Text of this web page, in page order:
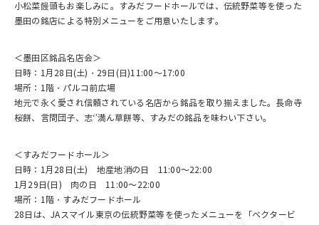
小松菜饅頭もお楽しみに。すみだフードホールでは、伝統野菜等を使った
墨田の銘店による特別メニューをご用意いたします。
＜墨田区銘品名店会＞
日時：1月28日(土)・29日(日)11:00～17:00
場所：1階・パルコ前広場
地元で永く愛され信頼されている名店から銘品を取り揃えました。長命寺
桜餅、言問団子、志‘’満ん草餅等、すみだの銘品を味わい下さい。
＜すみだフードホール＞
日時：1月28日(土) 地産地消の日 11:00～22:00
1月29日(日) 肉の日 11:00～22:00
場所：1階・すみだフードホール
28日は、JAスマイル東京の伝統野菜等を使ったメニューを「ベクタービ